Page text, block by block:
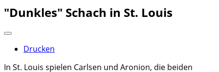
"Dunkles" Schach in St. Louis
Drucken
In St. Louis spielen Carlsen und Aronion, die beiden